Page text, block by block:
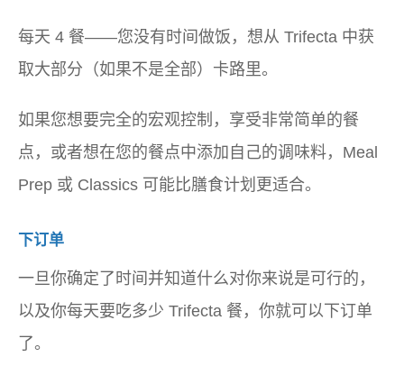
每天 4 餐——您没有时间做饭，想从 Trifecta 中获
取大部分（如果不是全部）卡路里。
如果您想要完全的宏观控制，享受非常简单的餐
点，或者想在您的餐点中添加自己的调味料，Meal
Prep 或 Classics 可能比膳食计划更适合。
下订单
一旦你确定了时间并知道什么对你来说是可行的，
以及你每天要吃多少 Trifecta 餐，你就可以下订单
了。